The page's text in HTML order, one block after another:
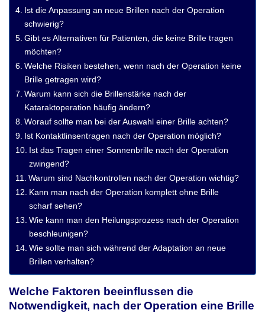
Ist die Anpassung an neue Brillen nach der Operation
schwierig?
Gibt es Alternativen für Patienten, die keine Brille tragen
möchten?
Welche Risiken bestehen, wenn nach der Operation keine
Brille getragen wird?
Warum kann sich die Brillenstärke nach der
Kataraktoperation häufig ändern?
Worauf sollte man bei der Auswahl einer Brille achten?
Ist Kontaktlinsentragen nach der Operation möglich?
Ist das Tragen einer Sonnenbrille nach der Operation
zwingend?
Warum sind Nachkontrollen nach der Operation wichtig?
Kann man nach der Operation komplett ohne Brille
scharf sehen?
Wie kann man den Heilungsprozess nach der Operation
beschleunigen?
Wie sollte man sich während der Adaptation an neue
Brillen verhalten?
Welche Faktoren beeinflussen die
Notwendigkeit, nach der Operation eine Brille